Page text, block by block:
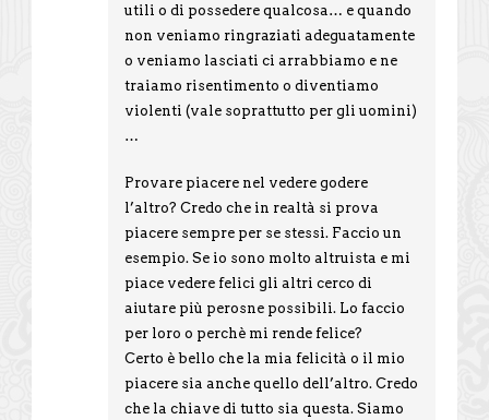
utili o di possedere qualcosa… e quando
non veniamo ringraziati adeguatamente
o veniamo lasciati ci arrabbiamo e ne
traiamo risentimento o diventiamo
violenti (vale soprattutto per gli uomini)
…
Provare piacere nel vedere godere
l’altro? Credo che in realtà si prova
piacere sempre per se stessi. Faccio un
esempio. Se io sono molto altruista e mi
piace vedere felici gli altri cerco di
aiutare più perosne possibili. Lo faccio
per loro o perchè mi rende felice?
Certo è bello che la mia felicità o il mio
piacere sia anche quello dell’altro. Credo
che la chiave di tutto sia questa. Siamo